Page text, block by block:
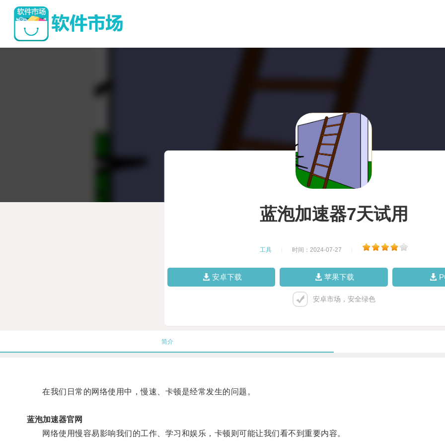
蓝泡加速器7天试用
工具 时间：2024-07-27
安卓下载 苹果下载
安卓市场，安全绿色
简介
在我们日常的网络使用中，慢速、卡顿是经常发生的问题。
蓝泡加速器官网
网络使用慢容易影响我们的工作、学习和娱乐，卡顿则可能让我们看不到重要内容。